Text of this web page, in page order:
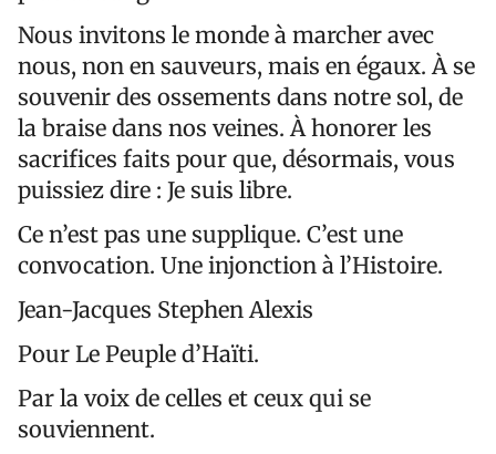
Nous invitons le monde à marcher avec
nous, non en sauveurs, mais en égaux. À se
souvenir des ossements dans notre sol, de
la braise dans nos veines. À honorer les
sacrifices faits pour que, désormais, vous
puissiez dire : Je suis libre.
Ce n’est pas une supplique. C’est une
convocation. Une injonction à l’Histoire.
Jean-Jacques Stephen Alexis
Pour Le Peuple d’Haïti.
Par la voix de celles et ceux qui se
souviennent.